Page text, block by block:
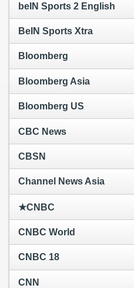
beIN Sports 2 English
BeIN Sports Xtra
Bloomberg
Bloomberg Asia
Bloomberg US
CBC News
CBSN
Channel News Asia
★CNBC
CNBC World
CNBC 18
CNN